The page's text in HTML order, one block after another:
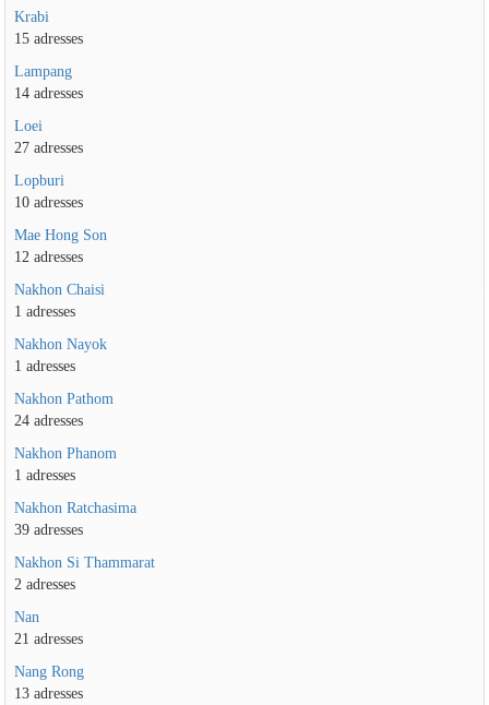
Krabi
15 adresses
Lampang
14 adresses
Loei
27 adresses
Lopburi
10 adresses
Mae Hong Son
12 adresses
Nakhon Chaisi
1 adresses
Nakhon Nayok
1 adresses
Nakhon Pathom
24 adresses
Nakhon Phanom
1 adresses
Nakhon Ratchasima
39 adresses
Nakhon Si Thammarat
2 adresses
Nan
21 adresses
Nang Rong
13 adresses